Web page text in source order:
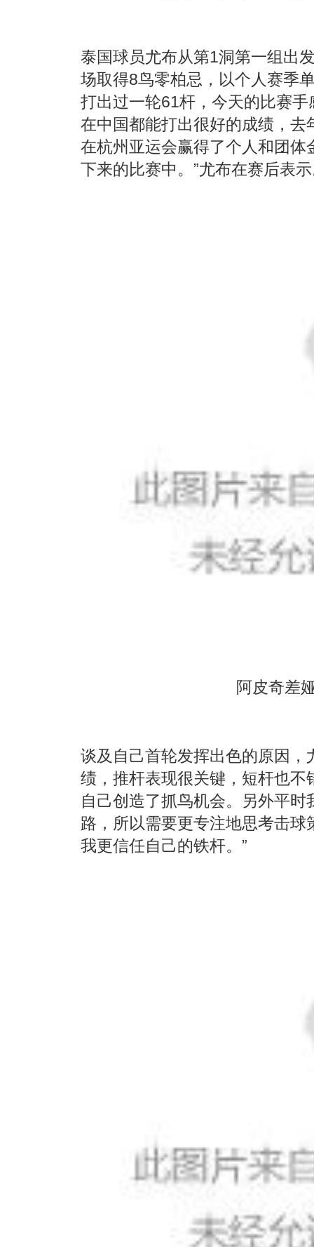
泰国球员尤布从第1洞第一组出
场取得8鸟零柏忌 ，以个人赛季
打出过一轮61杆，今天的比赛
在中国都能打出很好的成绩，
在杭州亚运会赢得了个人和团
下来的比赛中。”尤布在赛后表
阿皮奇差
谈及自己首轮发挥出色的原因，
绩，推杆表现很关键，短杆也
自己创造了抓鸟机会。另外平
路，所以需要更专注地思考击
我更信任自己的铁杆。”